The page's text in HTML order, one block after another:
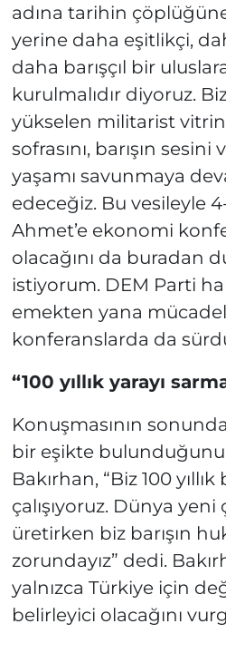
adına tarihin çöplüğüne
yerine daha eşitlikçi,
daha barışçıl bir
kurulmalıdır diyoruz.
yükselen militarist vitrin
sofrasını, barışın
yaşamı savunmaya
edeceğiz. Bu vesileyle
Ahmet’e ekonomi
olacağını da buradan
istiyorum. DEM Parti
emekten yana
konferanslarda da
“100 yıllık yarayı
Konuşmasının
bir eşikte
Bakırhan, “Biz 100
çalışıyoruz. Dünya yeni
üretirken biz barışın
zorundayız” dedi.
yalnızca Türkiye için
belirleyici olacağını